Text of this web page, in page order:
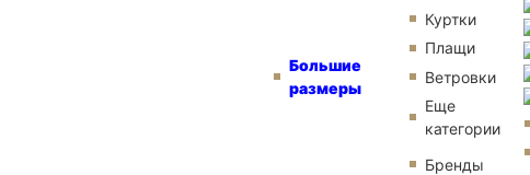
Большие
размеры
Куртки
Плащи
Ветровки
Еще
категории
Бренды